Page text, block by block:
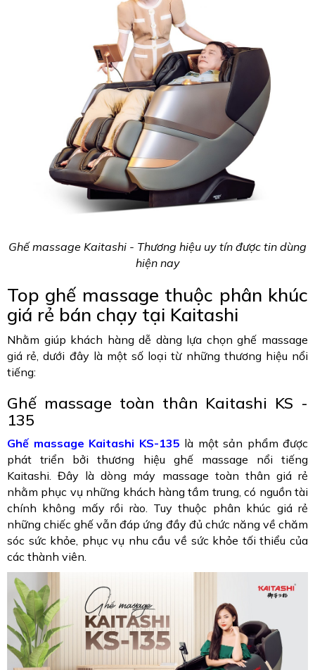
Ghế massage Kaitashi - Thương hiệu uy tín được tin dùng
hiện nay
Top ghế massage thuộc phân khúc
giá rẻ bán chạy tại Kaitashi
Nhằm giúp khách hàng dễ dàng lựa chọn ghế massage
giá rẻ, dưới đây là một số loại từ những thương hiệu nổi
tiếng:
Ghế massage toàn thân Kaitashi KS -
135
Ghế massage Kaitashi KS-135 là một sản phẩm được
phát triển bởi thương hiệu ghế massage nổi tiếng
Kaitashi. Đây là dòng máy massage toàn thân giá rẻ
nhằm phục vụ những khách hàng tầm trung, có nguồn tài
chính không mấy rồi rào. Tuy thuộc phân khúc giá rẻ
những chiếc ghế vẫn đáp ứng đầy đủ chức năng về chăm
sóc sức khỏe, phục vụ nhu cầu về sức khỏe tối thiểu của
các thành viên.